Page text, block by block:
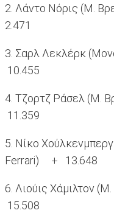
2. Λάντο Νόρις
2.471
3. Σαρλ
10.455
4. Τζορτζ Ράσελ
11.359
5. Νίκο
Ferrari) + 13.648
6. Λιούις
15.508